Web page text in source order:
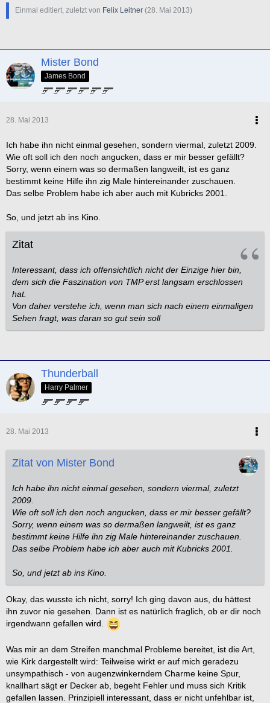
3. U.S.S. Kelvin im aussichtslosen Kampf gegen die Narada in
End Sequence
1. Star Trek - The Next Generation (Final Episode: All Good
Things) -"And the sky's the limit."
3. The Voyage Home -
[size=3]To boldly go...[/size][br][br]
Einmal editiert, zuletzt von Felix Leitner (28. Mai 2013)
Mister Bond
James Bond
28. Mai 2013
Ich habe ihn nicht einmal gesehen, sondern viermal, zuletzt 2009.
Wie oft soll ich den noch angucken, dass er mir besser gefällt?
Sorry, wenn einem was so dermaßen langweilt, ist es ganz
bestimmt keine Hilfe ihn zig Male hintereinander zuschauen.
Das selbe Problem habe ich aber auch mit Kubricks 2001.
So, und jetzt ab ins Kino.
Zitat
Interessant, dass ich offensichtlich nicht der Einzige hier bin,
dem sich die Faszination von TMP erst langsam erschlossen
hat.
Von daher verstehe ich, wenn man sich nach einem einmaligen
Sehen fragt, was daran so gut sein soll
Thunderball
Harry Palmer
28. Mai 2013
Zitat von Mister Bond
Ich habe ihn nicht einmal gesehen, sondern viermal, zuletzt
2009.
Wie oft soll ich den noch angucken, dass er mir besser gefällt?
Sorry, wenn einem was so dermaßen langweilt, ist es ganz
bestimmt keine Hilfe ihn zig Male hintereinander zuschauen.
Das selbe Problem habe ich aber auch mit Kubricks 2001.
So, und jetzt ab ins Kino.
Okay, das wusste ich nicht, sorry! Ich ging davon aus, du hättest
ihn zuvor nie gesehen. Dann ist es natürlich fraglich, ob er dir noch
irgendwann gefallen wird.
Was mir an dem Streifen manchmal Probleme bereitet, ist die Art,
wie Kirk dargestellt wird: Teilweise wirkt er auf mich geradezu
unsympathisch - von augenzwinkerndem Charme keine Spur,
knallhart sägt er Decker ab, begeht Fehler und muss sich Kritik
gefallen lassen. Prinzipiell interessant, dass er nicht unfehlbar ist,